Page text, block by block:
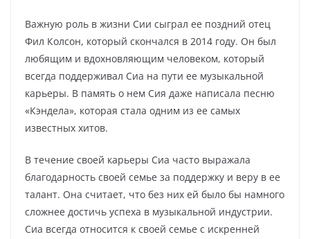
Важную роль в жизни Сии сыграл ее поздний отец
Фил Колсон, который скончался в 2014 году. Он был
любящим и вдохновляющим человеком, который
всегда поддерживал Сиа на пути ее музыкальной
карьеры. В память о нем Сия даже написала песню
«Кэндела», которая стала одним из ее самых
известных хитов.
В течение своей карьеры Сиа часто выражала
благодарность своей семье за поддержку и веру в ее
талант. Она считает, что без них ей было бы намного
сложнее достичь успеха в музыкальной индустрии.
Сиа всегда относится к своей семье с искренней